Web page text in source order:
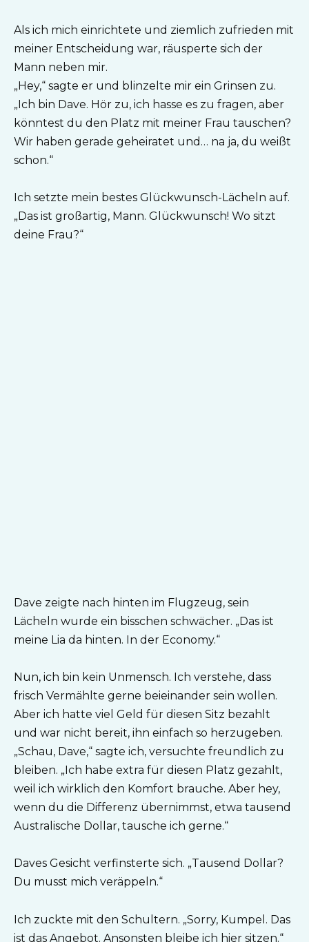
Als ich mich einrichtete und ziemlich zufrieden mit
meiner Entscheidung war, räusperte sich der
Mann neben mir.
„Hey,“ sagte er und blinzelte mir ein Grinsen zu.
„Ich bin Dave. Hör zu, ich hasse es zu fragen, aber
könntest du den Platz mit meiner Frau tauschen?
Wir haben gerade geheiratet und… na ja, du weißt
schon.“
Ich setzte mein bestes Glückwunsch-Lächeln auf.
„Das ist großartig, Mann. Glückwunsch! Wo sitzt
deine Frau?“
Dave zeigte nach hinten im Flugzeug, sein
Lächeln wurde ein bisschen schwächer. „Das ist
meine Lia da hinten. In der Economy.“
Nun, ich bin kein Unmensch. Ich verstehe, dass
frisch Vermählte gerne beieinander sein wollen.
Aber ich hatte viel Geld für diesen Sitz bezahlt
und war nicht bereit, ihn einfach so herzugeben.
„Schau, Dave,“ sagte ich, versuchte freundlich zu
bleiben. „Ich habe extra für diesen Platz gezahlt,
weil ich wirklich den Komfort brauche. Aber hey,
wenn du die Differenz übernimmst, etwa tausend
Australische Dollar, tausche ich gerne.“
Daves Gesicht verfinsterte sich. „Tausend Dollar?
Du musst mich veräppeln.“
Ich zuckte mit den Schultern. „Sorry, Kumpel. Das
ist das Angebot. Ansonsten bleibe ich hier sitzen.“